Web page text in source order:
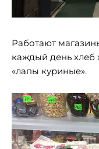
Работают
каждый день хлеб
«лапы куриные».